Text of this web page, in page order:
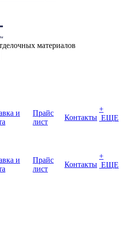
материалов
и
Прайс
лист
Контакты
+
ЕЩЕ
и
Прайс
лист
Контакты
+
ЕЩЕ